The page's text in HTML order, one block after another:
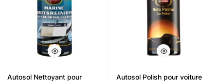
Autosol Nettoyant pour Autosol Polish pour voiture